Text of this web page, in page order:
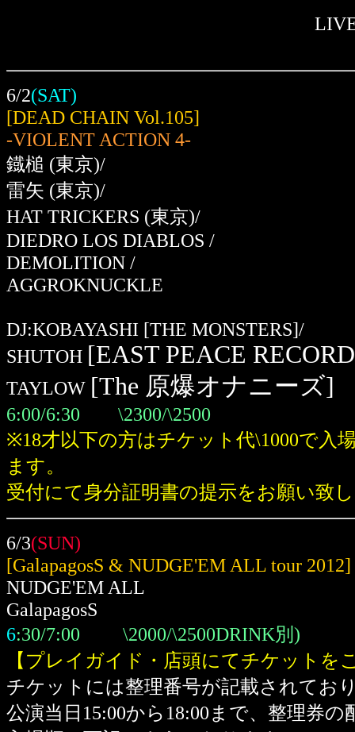
6/2(SAT)
[DEAD CHAIN Vol.105]
-VIOLENT ACTION 4-
鐡槌 (東京)/
雷矢 (東京)/
HAT TRICKERS (東京)/
DIEDRO LOS DIABLOS /
DEMOLITION /
AGGROKNUCKLE
DJ:KOBAYASHI [THE MONSTERS]/
SHUTOH [EAST PEACE
TAYLOW [The 原爆オナニーズ]
6:00/6:30 \2300/\2500
※18才以下の方はチケット代\1000で入
ます。
受付にて身分証明書の提示をお願い致
6/3(SUN)
[GalapagosS & NUDGE'EM ALL tour 2012]
NUDGE'EM ALL
GalapagosS
6:30/7:00 \2000/\2500DRINK別)
【プレイガイド・店頭にてチケットを
チケットには整理番号が記載されてお
公演当日15:00から18:00まで、整理券